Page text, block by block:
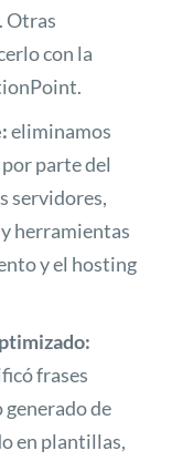
Otras
con la
eliminamos
parte del
servidores,
herramientas
y el hosting
frases
de
en plantillas,